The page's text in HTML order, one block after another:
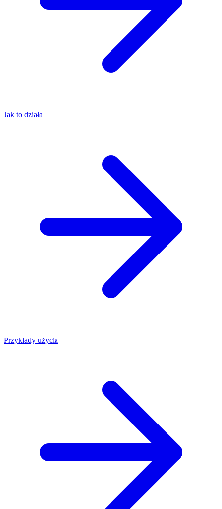
Jak to działa
Przykłady użycia